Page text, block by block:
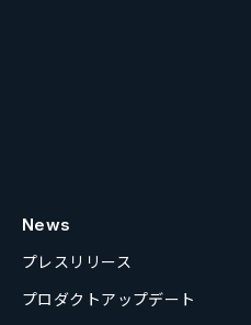
News
プレスリリース
プロダクトアップデート